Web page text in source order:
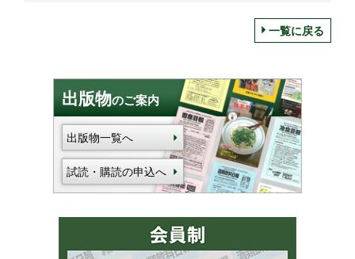
一覧に戻る
出版物のご案内
出版物一覧へ
試読・購読の申込へ